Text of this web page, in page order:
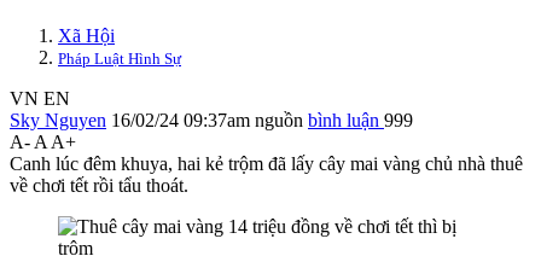
Xã Hội
Pháp Luật Hình Sự
VN EN
Sky Nguyen 16/02/24 09:37am nguồn bình luận 999
A- A A+
Canh lúc đêm khuya, hai kẻ trộm đã lấy cây mai vàng chủ nhà thuê
về chơi tết rồi tẩu thoát.